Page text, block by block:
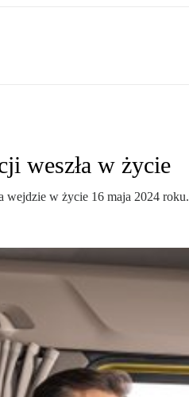
weszła w życie
wejdzie w życie 16 maja 2024 roku.